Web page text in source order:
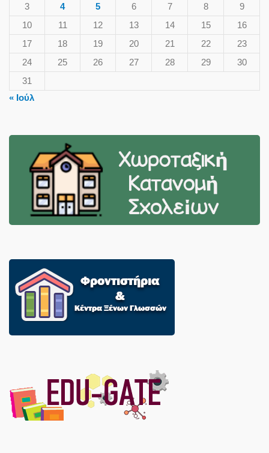
3
4 5 6 7 8
9
10
11 12 13 14 15
16
17
18 19 20 21 22
23
24
25 26 27 28 29
30
31
« Ιούλ